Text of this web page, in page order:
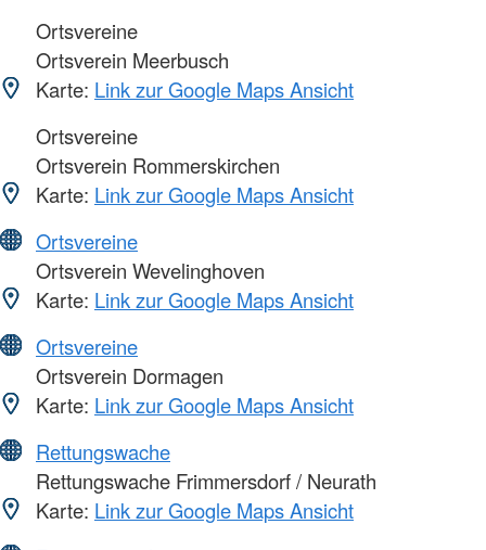
Ortsvereine
Ortsverein Meerbusch
Karte: Link zur Google Maps Ansicht
Ortsvereine
Ortsverein Rommerskirchen
Karte: Link zur Google Maps Ansicht
Ortsvereine
Ortsverein Wevelinghoven
Karte: Link zur Google Maps Ansicht
Ortsvereine
Ortsverein Dormagen
Karte: Link zur Google Maps Ansicht
Rettungswache
Rettungswache Frimmersdorf / Neurath
Karte: Link zur Google Maps Ansicht